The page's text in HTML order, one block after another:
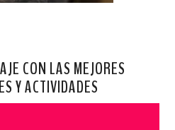
CON LAS MEJORES
Y ACTIVIDADES